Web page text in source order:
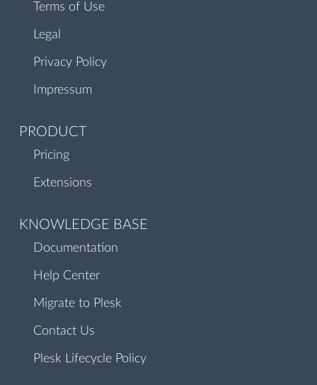
Terms of Use
Legal
Privacy Policy
Impressum
PRODUCT
Pricing
Extensions
KNOWLEDGE BASE
Documentation
Help Center
Migrate to Plesk
Contact Us
Plesk Lifecycle Policy